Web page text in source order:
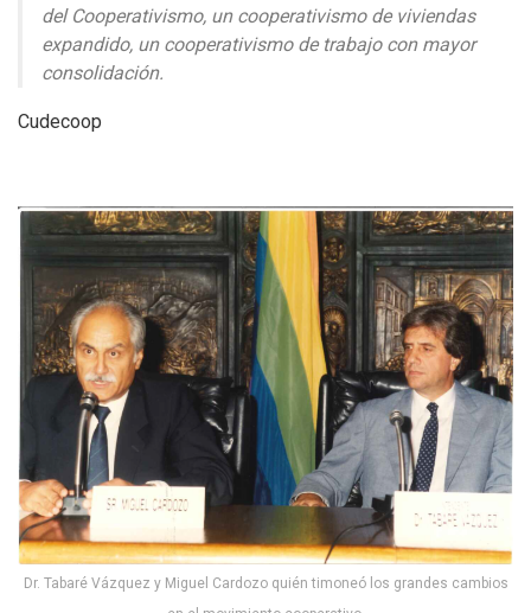
del Cooperativismo, un cooperativismo de viviendas
expandido, un cooperativismo de trabajo con mayor
consolidación.
Cudecoop
Dr. Tabaré Vázquez y Miguel Cardozo quién timoneó los grandes cambios